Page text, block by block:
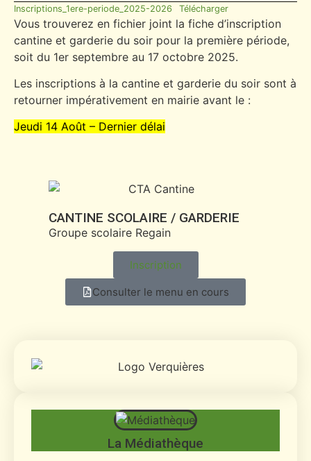
Inscriptions_1ere-periode_2025-2026 Télécharger
Vous trouverez en fichier joint la fiche d’inscription
cantine et garderie du soir pour la première période,
soit du 1er septembre au 17 octobre 2025.
Les inscriptions à la cantine et garderie du soir sont à
retourner impérativement en mairie avant le :
Jeudi 14 Août – Dernier délai
CANTINE SCOLAIRE / GARDERIE
Groupe scolaire Regain
Inscription
Consulter le menu en cours
La Médiathèque